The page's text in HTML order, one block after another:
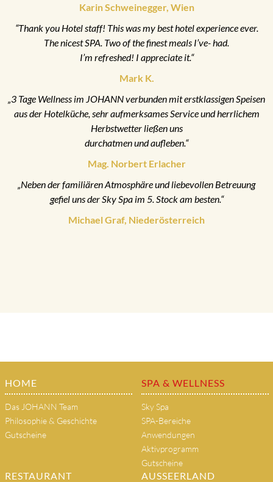
Karin Schweinegger, Wien
“Thank you Hotel staff! This was my best hotel experience ever.
The nicest SPA. Two of the finest meals I’ve- had.
I’m refreshed! I appreciate it.“
Mark K.
„3 Tage Wellness im JOHANN verbunden mit erstklassigen Speisen
aus der Hotelküche, sehr aufmerksames Service und herrlichem
Herbstwetter ließen uns
durchatmen und aufleben.“
Mag. Norbert Erlacher
„Neben der familiären Atmosphäre und liebevollen Betreuung
gefiel uns der Sky Spa im 5. Stock am besten.“
Michael Graf, Niederösterreich
HOME
Das JOHANN Team
Philosophie & Geschichte
Gutscheine
SPA & WELLNESS
Sky Spa
SPA-Bereiche
Anwendungen
Aktivprogramm
Gutscheine
RESTAURANT AUSSEERLAND